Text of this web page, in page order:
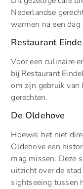
Nederlandse
warmen na een
Restaurant
Voor een culinaire
bij Restaurant
om zijn gebruik
gerechten.
De Oldehove
Hoewel het niet
Oldehove een
mag missen. Deze
uitzicht over de
sightseeing tussen